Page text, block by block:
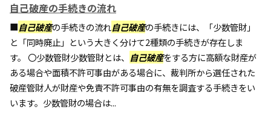
自己破産の手続きの流れ
■自己破産の手続きの流れ自己破産の手続きには、「少数管財」
と「同時廃止」という大きく分けて2種類の手続きが存在しま
す。 〇少数管財少数管財とは、 自己破産をする方に高額な財産が
ある場合や面積不許可事由がある場合に、裁判所から選任された
破産管財人が財産や免責不許可事由の有無を調査する手続きをい
います。少数管財の場合は...